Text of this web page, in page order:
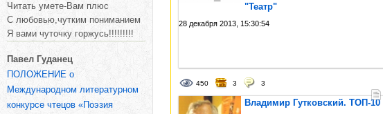
Читать умете-Вам плюс
С любовью,чутким пониманием
Я вами чуточку горжусь!!!!!!!!!
Павел Гуданец
ПОЛОЖЕНИЕ о
Международном литературном
конкурсе чтецов «Поэзия
"Театр"
28 декабря 2013, 15:30:54
450 3 3
Владимир Гутковский. ТОП-10